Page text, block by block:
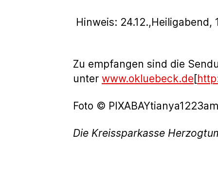
Hinweis:
Zu empfangen sind die
unter www.okluebeck.de[
Foto ©
Die Kreissparkasse